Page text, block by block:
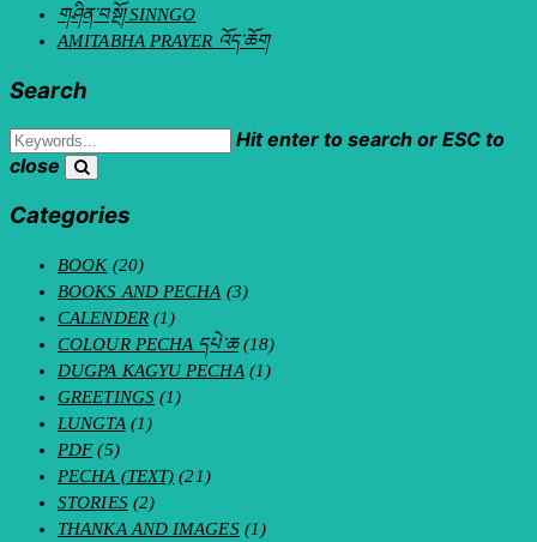
གཤིན་བསྔོ། SINNGO
AMITABHA PRAYER འོད་ཆོག
Search
Hit enter to search or ESC to
close
Categories
BOOK(20)
BOOKS AND PECHA (3)
CALENDER(1)
COLOUR PECHA དཔེ་ཆ(18)
DUGPA KAGYU PECHA (1)
GREETINGS(1)
LUNGTA (1)
PDF(5)
PECHA (TEXT) (21)
STORIES(2)
THANKA AND IMAGES(1)